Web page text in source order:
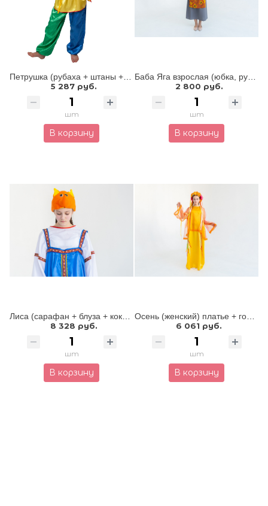
Петрушка (рубаха + штаны + колпак + веревочный поясок)
5 287 руб.
шт
В корзину
Баба Яга взрослая (юбка, рубашка, жилет, платок на голову)
2 800 руб.
шт
В корзину
Лиса (сарафан + блуза + кокошник + шапочка)
8 328 руб.
шт
В корзину
Осень (женский) платье + головной убор
6 061 руб.
шт
В корзину